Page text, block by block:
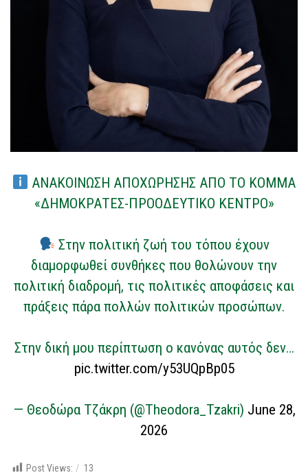
ΑΝΑΚΟΙΝΩΣΗ ΑΠΟΧΩΡΗΣΗΣ ΑΠΟ ΤΟ ΚΟΜΜΑ
«ΔΗΜΟΚΡΑΤΕΣ-ΠΡΟΟΔΕΥΤΙΚΟ ΚΕΝΤΡΟ»
Στην πολιτική ζωή του τόπου έχουν
διαμορφωθεί συνθήκες που θολώνουν την
πολιτική διαδρομή, τις πολιτικές αποφάσεις και
πράξεις πάρα πολλών πολιτικών προσώπων.
Στην δική μου περίπτωση ο κανόνας αυτός δεν…
pic.twitter.com/y53UQpBp05
— Θεοδώρα Τζάκρη (@Theodora_Tzakri) June 28,
2026
Post Views: 13